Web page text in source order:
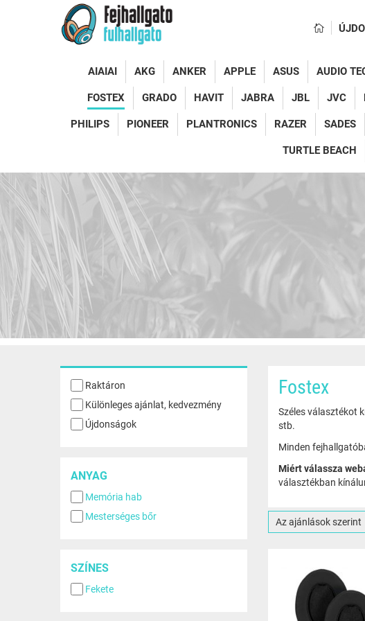
AIAIAI AKG ANKER APPLE ASUS AUDIO
FOSTEX
GRADO HAVIT JABRA JBL JVC
PHILIPS
PIONEER PLANTRONICS RAZER SADES
TURTLE BEACH
Raktáron
Különleges ajánlat, kedvezmény
Újdonságok
ANYAG
Memória hab
Mesterséges bőr
SZÍNES
Fekete
Fostex
Széles választékot
stb.
Minden
Miért válassza
választékban
Az ajánlások szerint